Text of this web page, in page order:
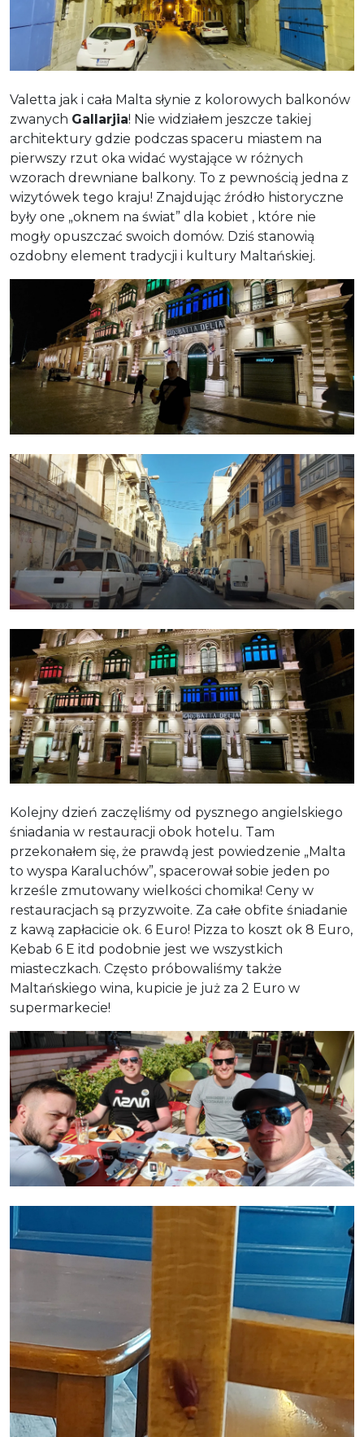
Valetta jak i cała Malta słynie z kolorowych balkonów
zwanych Gallarjia! Nie widziałem jeszcze takiej
architektury gdzie podczas spaceru miastem na
pierwszy rzut oka widać wystające w różnych
wzorach drewniane balkony. To z pewnością jedna z
wizytówek tego kraju! Znajdując źródło historyczne
były one „oknem na świat” dla kobiet , które nie
mogły opuszczać swoich domów. Dziś stanowią
ozdobny element tradycji i kultury Maltańskiej.
Kolejny dzień zaczęliśmy od pysznego angielskiego
śniadania w restauracji obok hotelu. Tam
przekonałem się, że prawdą jest powiedzenie „Malta
to wyspa Karaluchów”, spacerował sobie jeden po
krześle zmutowany wielkości chomika! Ceny w
restauracjach są przyzwoite. Za całe obfite śniadanie
z kawą zapłacicie ok. 6 Euro! Pizza to koszt ok 8 Euro,
Kebab 6 E itd podobnie jest we wszystkich
miasteczkach. Często próbowaliśmy także
Maltańskiego wina, kupicie je już za 2 Euro w
supermarkecie!